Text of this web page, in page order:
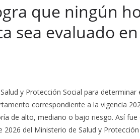
que ningún
sea evaluado
y Protección Social para determinar
correspondiente a la vigencia
de alto, mediano o bajo riesgo. Así
del Ministerio de Salud y Protección